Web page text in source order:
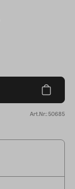
Art.Nr.: 50685